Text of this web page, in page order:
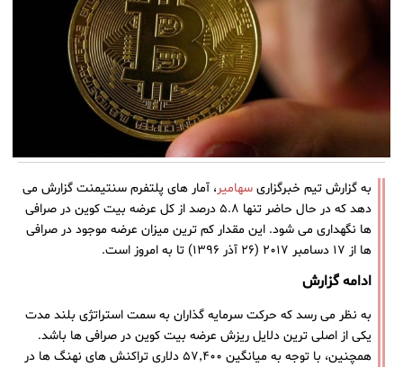
به گزارش تیم خبرگزاری سهامیر ، آمار های پلتفرم سنتیمنت گزارش می
‌دهد که در حال ‌حاضر تنها ۵.۸ درصد از کل عرضه بیت کوین در صرافی
‌ها نگهداری می ‌شود. این مقدار کم ‌ترین میزان عرضه موجود در صرافی‌
ها از ۱۷ دسامبر ۲۰۱۷ (۲۶ آذر ۱۳۹۶) تا به امروز است.
ادامه گزارش
به نظر می ‌رسد که حرکت سرمایه ‌گذاران به سمت استراتژی بلند مدت
یکی از اصلی ‌ترین دلایل ریزش عرضه بیت کوین در صرافی‌ ها باشد.
همچنین، با توجه به میانگین ۵۷٬۴۰۰ دلاری تراکنش ‌های نهنگ ‌ها در